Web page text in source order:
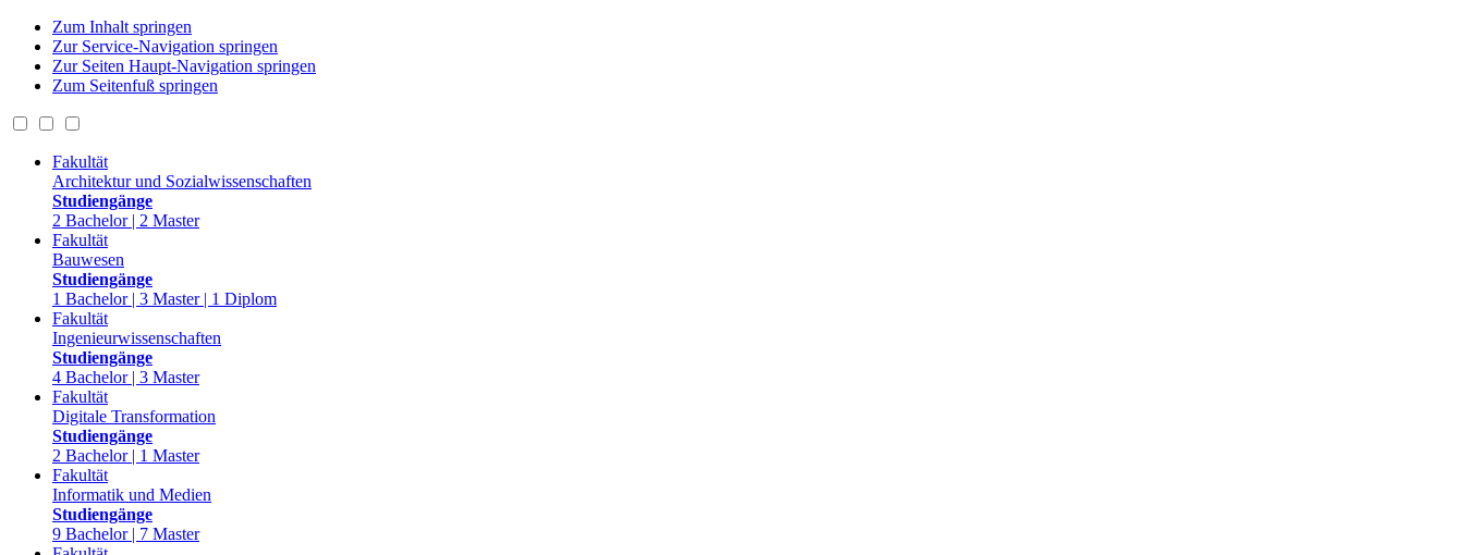
Zum Inhalt springen
Zur Service-Navigation springen
Zur Seiten Haupt-Navigation springen
Zum Seitenfuß springen
Fakultät
Architektur und Sozialwissenschaften
Studiengänge
2 Bachelor | 2 Master
Fakultät
Bauwesen
Studiengänge
1 Bachelor | 3 Master | 1 Diplom
Fakultät
Ingenieurwissenschaften
Studiengänge
4 Bachelor | 3 Master
Fakultät
Digitale Transformation
Studiengänge
2 Bachelor | 1 Master
Fakultät
Informatik und Medien
Studiengänge
9 Bachelor | 7 Master